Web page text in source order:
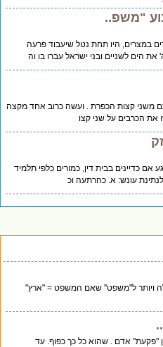
"משפ..
במצרים, היו תחת נטל שיעבוד פרעה
לשניים ובני ישראל עברו בו וה
קצות הכפרת . ועשה כרוב אחד מקצה
הכרבים על שני קצו
כדיינים בבית דין, כמורים כלפי תלמיד
ל"משפט" שאם המשפט = "ארץ"
אדם . שהוא כל כך כפוף. עד